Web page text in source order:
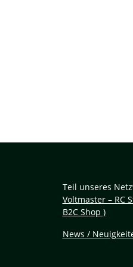
Teil unseres
Voltmaster – RC
B2C Shop )
News /